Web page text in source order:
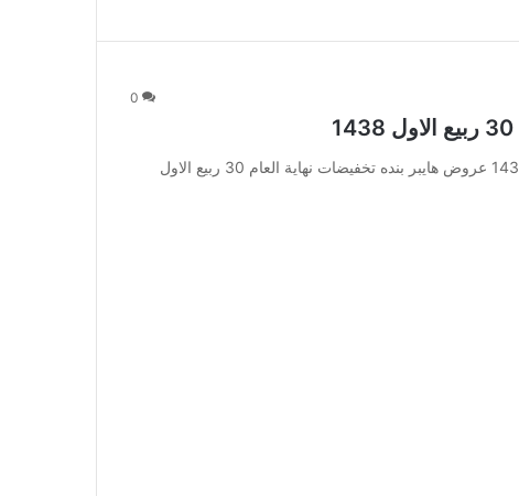
0
عروض هايبر بنده تخفيضات نهاية العام 30 ربيع الاول 1438 عروض هايبر بنده تخفيضات نهاية العام 30 ربيع الاول